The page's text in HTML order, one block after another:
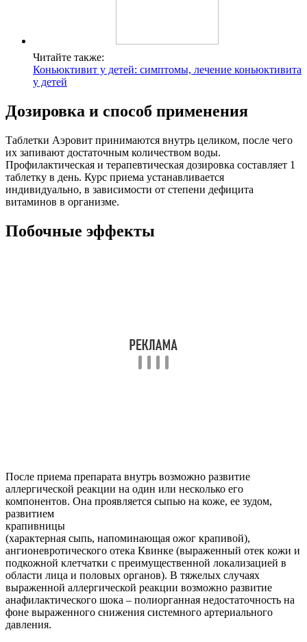
Читайте также:
Коньюктивит у детей: симптомы, лечение коньюктивита
у детей
Дозировка и способ применения
Таблетки Аэровит принимаются внутрь целиком, после чего
их запивают достаточным количеством воды.
Профилактическая и терапевтическая дозировка составляет 1
таблетку в день. Курс приема устанавливается
индивидуально, в зависимости от степени дефицита
витаминов в организме.
Побочные эффекты
После приема препарата внутрь возможно развитие
аллергической реакции на один или несколько его
компонентов. Она проявляется сыпью на коже, ее зудом,
развитием
крапивницы
(характерная сыпь, напоминающая ожог крапивой),
ангионевротического отека Квинке (выраженный отек кожи и
подкожной клетчатки с преимущественной локализацией в
области лица и половых органов). В тяжелых случаях
выраженной аллергической реакции возможно развитие
анафилактического шока – полиорганная недостаточность на
фоне выраженного снижения системного артериального
давления.